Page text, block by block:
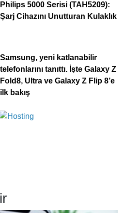
Philips 5000 Serisi (TAH5209):
Şarj Cihazını Unutturan Kulaklık
Samsung, yeni katlanabilir
telefonlarını tanıttı. İşte Galaxy Z
Fold8, Ultra ve Galaxy Z Flip 8’e
ilk bakış